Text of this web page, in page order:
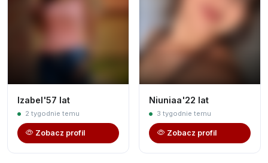
Izabel'57 lat
2 tygodnie temu
Zobacz profil
Niuniaa'22 lat
3 tygodnie temu
Zobacz profil